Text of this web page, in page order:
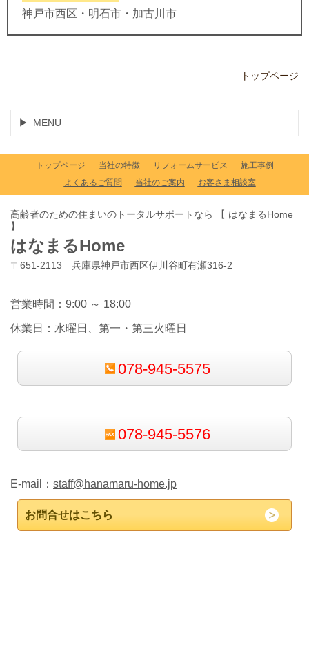
神戸市西区・明石市・加古川市
トップページ
MENU
トップページ 当社の特徴 リフォームサービス
施工事例
よくあるご質問
当社のご案内 お客さま相談室
高齢者のための住まいのトータルサポートなら 【 はなまるHome
】
はなまるHome
〒651-2113 兵庫県神戸市西区伊川谷町有瀬316-2
営業時間：9:00 ～ 18:00
休業日：水曜日、第一・第三火曜日
078-945-5575
078-945-5576
E-mail： staff@hanamaru-home.jp
お問合せはこちら